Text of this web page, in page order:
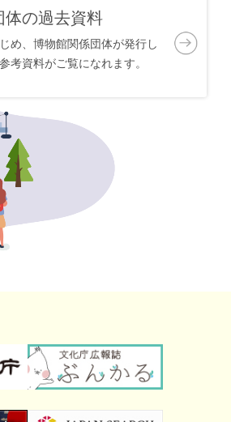
体の過去資料
め、博物館関係団体が発行し
考資料がご覧になれます。